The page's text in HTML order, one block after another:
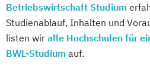
Selbstständig machen als
Berater und Coach
Servicemanagement im
Fitnesstrainer/-in B- und
Fachrichtung
Fitnesstrainer/-in B-
Gesundheitspädagoge/-in -
Betriebswirtschaft Studium
Studienablauf, Inhalten und
listen wir alle Hochschulen für
BWL-Studium auf.